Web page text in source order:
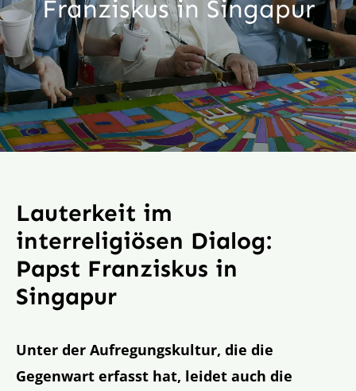
Aktion
Veröffentlichungen
Franziskus in Singapur
Lauterkeit im
interreligiösen Dialog:
Papst Franziskus in
Singapur
Unter der Aufregungskultur, die die
Gegenwart erfasst hat, leidet auch die